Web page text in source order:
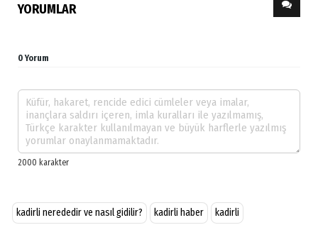
YORUMLAR
0 Yorum
kadirli nerededir ve nasıl gidilir? kadirli haber kadirli